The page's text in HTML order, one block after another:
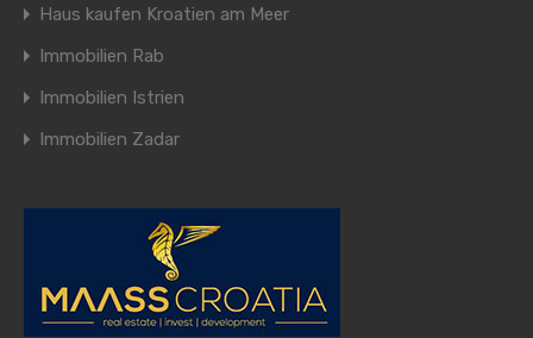
Haus kaufen Kroatien am Meer
Immobilien Rab
Immobilien Istrien
Immobilien Zadar